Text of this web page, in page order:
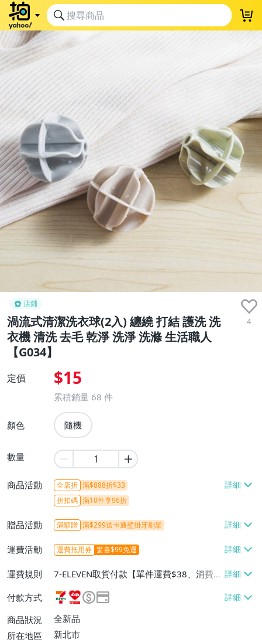
店鋪
渦流式清潔洗衣球(2入) 纏繞 打結 護洗 洗
衣機 清洗 去毛 乾淨 洗淨 洗滌 生活職人
【G034】
4
定價 $15
累積銷量 68 件
顏色 隨機
數量
商品活動 全店折 滿$888折$33
折扣碼 滿10件享96折
贈品活動 滿額贈 滿$299送卡通壁掛牙刷架
運費活動 運費抵用券 驚喜$99免運
運費規則
7-ELEVEN取貨付款【單件運費$38、消費滿
$599免運費】、7-ELEVEN取貨不付款【單
件運費$38、消費滿$599免運費】、萊爾富
取貨付款【單件運費$60、消費滿$599免運
費】、宅配/貨運【單件運費$100、消費滿
付款方式
商品狀況
全新品
所在地區
新北市